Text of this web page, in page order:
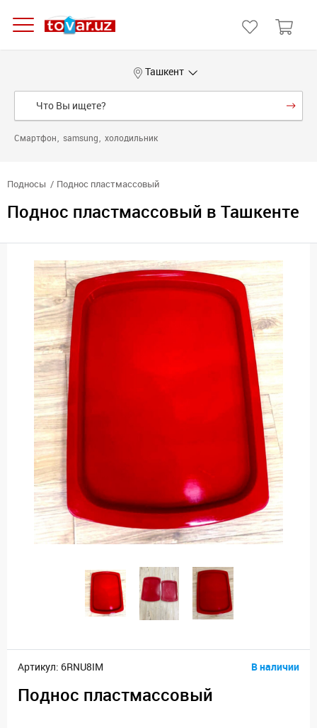
Ташкент
Смартфон samsung холодильник
Подносы Поднос пластмассовый
Поднос пластмассовый в Ташкенте
Артикул: 6RNU8IM В наличии
Поднос пластмассовый